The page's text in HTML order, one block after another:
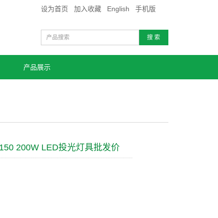
设为首页 加入收藏 English 手机版
搜 索
产品展示
200W LED投光灯具批发价